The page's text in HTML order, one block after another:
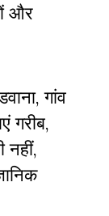
और
गांव
गरीब,
नहीं,